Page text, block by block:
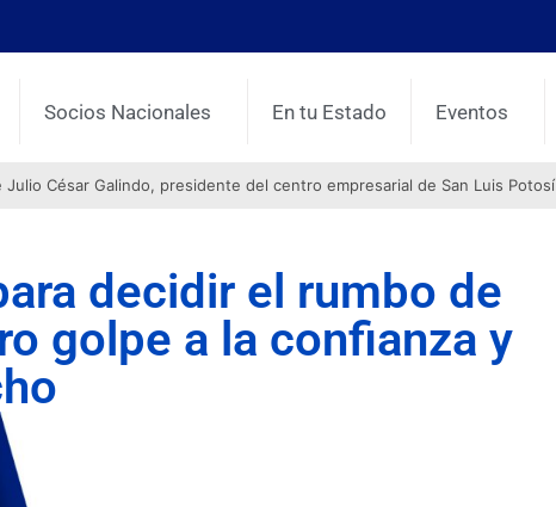
Socios Nacionales En tu Estado Eventos
César Galindo, presidente del centro empresarial de San Luis Potosí
decidir el rumbo de
golpe a la confianza y